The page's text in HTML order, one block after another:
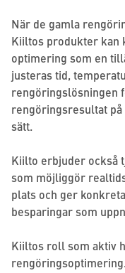
När de gamla
Kiiltos produkter kan
optimering som en
justeras tid,
rengöringslösningen
rengöringsresultat
sätt.
Kiilto erbjuder också
som möjliggör
plats och ger
besparingar som
Kiiltos roll som aktiv